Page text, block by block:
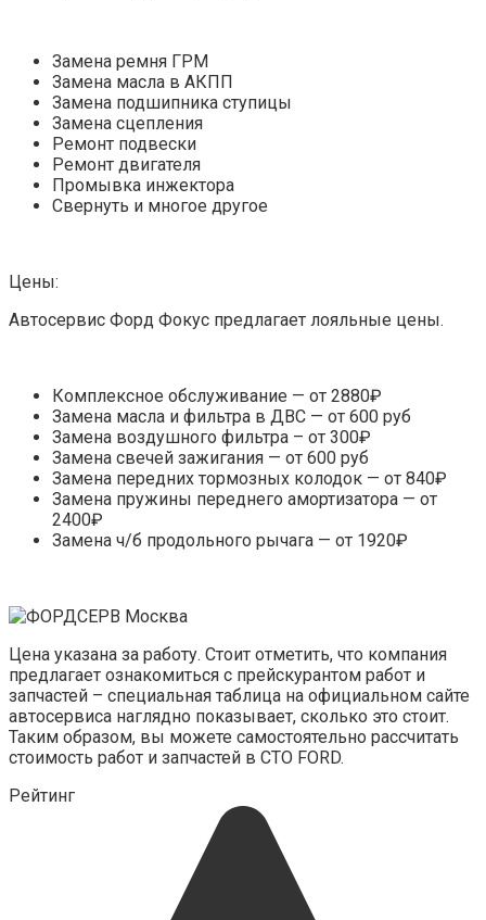
Замена ремня ГРМ
Замена масла в АКПП
Замена подшипника ступицы
Замена сцепления
Ремонт подвески
Ремонт двигателя
Промывка инжектора
Свернуть и многое другое
Цены:
Автосервис Форд Фокус предлагает лояльные цены.
Комплексное обслуживание — от 2880₽
Замена масла и фильтра в ДВС — от 600 руб
Замена воздушного фильтра – от 300₽
Замена свечей зажигания — от 600 руб
Замена передних тормозных колодок — от 840₽
Замена пружины переднего амортизатора — от
2400₽
Замена ч/б продольного рычага — от 1920₽
Цена указана за работу. Стоит отметить, что компания
предлагает ознакомиться с прейскурантом работ и
запчастей – специальная таблица на официальном сайте
автосервиса наглядно показывает, сколько это стоит.
Таким образом, вы можете самостоятельно рассчитать
стоимость работ и запчастей в СТО FORD.
Рейтинг